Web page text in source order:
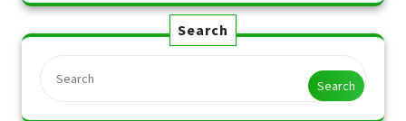
Search
Search